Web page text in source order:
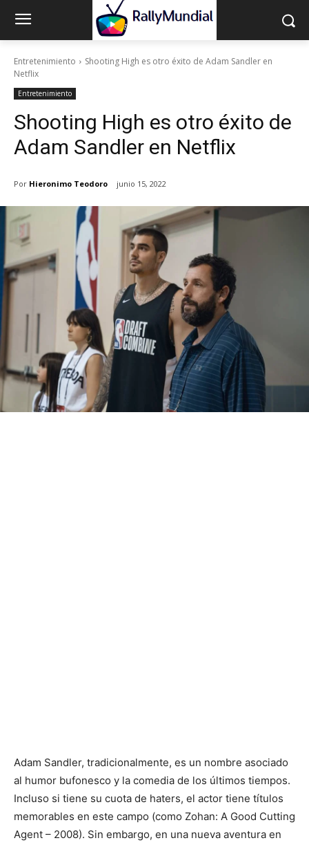
Entretenimiento
Shooting High es otro éxito de Adam Sandler en
Netflix
Entretenimiento
Shooting High es otro éxito de
Adam Sandler en Netflix
Por Hieronimo Teodoro junio 15, 2022
Adam Sandler, tradicionalmente, es un nombre asociado
al humor bufonesco y la comedia de los últimos tiempos.
Incluso si tiene su cuota de haters, el actor tiene títulos
memorables en este campo (como Zohan: A Good Cutting
Agent – 2008). Sin embargo, en una nueva aventura en